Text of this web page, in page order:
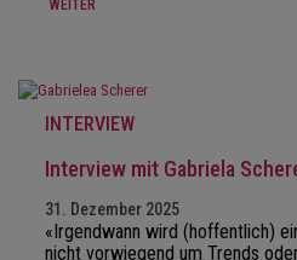
WEITER
INTERVIEW
Interview mit Gabriela
31. Dezember 2025
«Irgendwann wird (hoffentlich)
nicht vorwiegend um Trends